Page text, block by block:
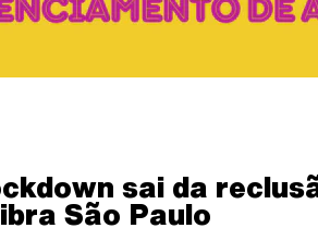
sai da
São Paulo